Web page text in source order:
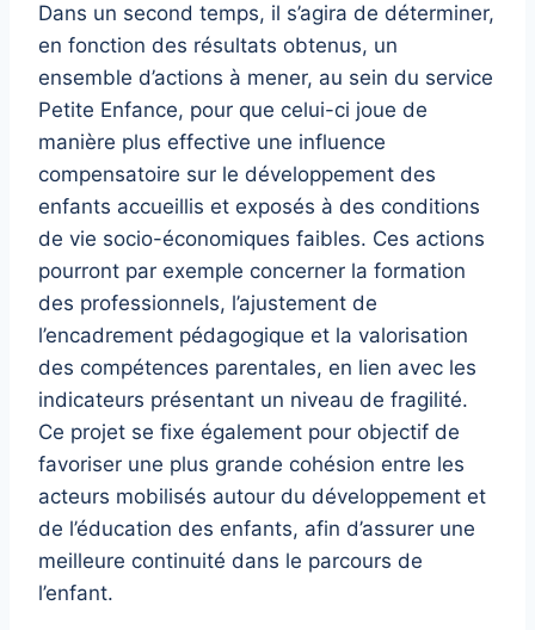
Dans un second temps, il s’agira de déterminer,
en fonction des résultats obtenus, un
ensemble d’actions à mener, au sein du service
Petite Enfance, pour que celui-ci joue de
manière plus effective une influence
compensatoire sur le développement des
enfants accueillis et exposés à des conditions
de vie socio-économiques faibles. Ces actions
pourront par exemple concerner la formation
des professionnels, l’ajustement de
l’encadrement pédagogique et la valorisation
des compétences parentales, en lien avec les
indicateurs présentant un niveau de fragilité.
Ce projet se fixe également pour objectif de
favoriser une plus grande cohésion entre les
acteurs mobilisés autour du développement et
de l’éducation des enfants, afin d’assurer une
meilleure continuité dans le parcours de
l’enfant.